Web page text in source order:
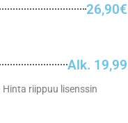
26,90€
Alk. 19,99
riippuu lisenssin